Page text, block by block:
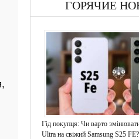
ГОРЯЧИЕ
Гід покупця: Чи варто
Ultra на свіжий Samsung S25 FE?